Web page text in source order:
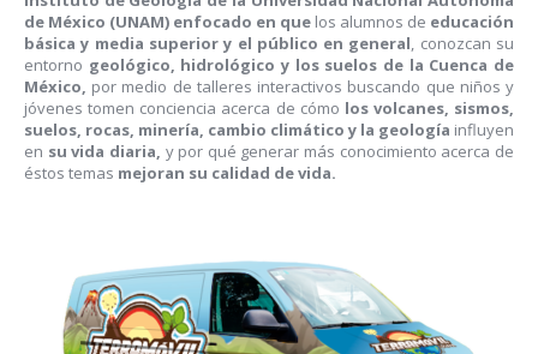
de México (UNAM) enfocado en que los alumnos de educación
básica y media superior y el público en general, conozcan su
entorno geológico, hidrológico y los suelos de la Cuenca de
México, por medio de talleres interactivos buscando que niños y
jóvenes tomen conciencia acerca de cómo los volcanes, sismos,
suelos, rocas, minería, cambio climático y la geología influyen
en su vida diaria, y por qué generar más conocimiento acerca de
éstos temas mejoran su calidad de vida.